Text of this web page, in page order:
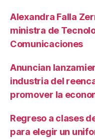
Alexandra Falla
ministra de
Comunicaciones
Anuncian
industria del
promover la
Regreso a clases
para elegir un